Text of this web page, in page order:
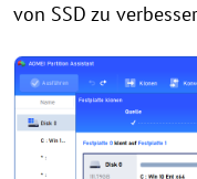
von SSD zu